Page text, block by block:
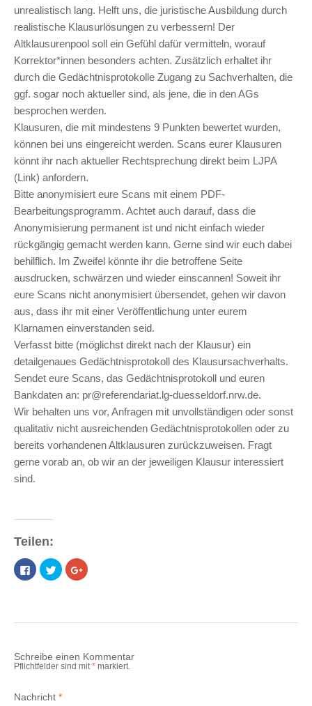
unrealistisch lang. Helft uns, die juristische Ausbildung durch
realistische Klausurlösungen zu verbessern! Der
Altklausurenpool soll ein Gefühl dafür vermitteln, worauf
Korrektor*innen besonders achten. Zusätzlich erhaltet ihr
durch die Gedächtnisprotokolle Zugang zu Sachverhalten, die
ggf. sogar noch aktueller sind, als jene, die in den AGs
besprochen werden.
Klausuren, die mit mindestens 9 Punkten bewertet wurden,
können bei uns eingereicht werden. Scans eurer Klausuren
könnt ihr nach aktueller Rechtsprechung direkt beim LJPA
(Link) anfordern.
Bitte anonymisiert eure Scans mit einem PDF-
Bearbeitungsprogramm. Achtet auch darauf, dass die
Anonymisierung permanent ist und nicht einfach wieder
rückgängig gemacht werden kann. Gerne sind wir euch dabei
behilflich. Im Zweifel könnte ihr die betroffene Seite
ausdrucken, schwärzen und wieder einscannen! Soweit ihr
eure Scans nicht anonymisiert übersendet, gehen wir davon
aus, dass ihr mit einer Veröffentlichung unter eurem
Klarnamen einverstanden seid.
Verfasst bitte (möglichst direkt nach der Klausur) ein
detailgenaues Gedächtnisprotokoll des Klausursachverhalts.
Sendet eure Scans, das Gedächtnisprotokoll und euren
Bankdaten an: pr@referendariat.lg-duesseldorf.nrw.de.
Wir behalten uns vor, Anfragen mit unvollständigen oder sonst
qualitativ nicht ausreichenden Gedächtnisprotokollen oder zu
bereits vorhandenen Altklausuren zurückzuweisen. Fragt
gerne vorab an, ob wir an der jeweiligen Klausur interessiert
sind.
Teilen:
Klick,
um
in
geöffnet)
Klick,
um
über
in
geöffnet)
Zum
Teilen
neuem
Schreibe einen Kommentar
Pflichtfelder sind mit * markiert.
Nachricht *